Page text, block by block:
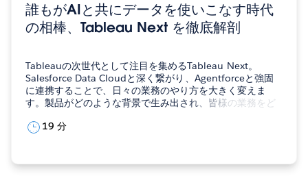
誰もがAIと共にデータを使いこなす時代
の相棒、Tableau Next を徹底解剖
Tableauの次世代として注目を集めるTableau Next。
Salesforce Data Cloudと深く繋がり、Agentforceと強固
に連携することで、日々の業務のやり方を大きく変えま
す。製品がどのような背景で生み出され、皆様の業務をど
ールスフォース・ジャパンソリューション統括本部
19 分